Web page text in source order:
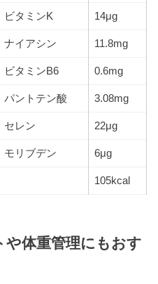
ビタミンK 14μg
ナイアシン 11.8mg
ビタミンB6 0.6mg
パントテン酸 3.08mg
セレン 22μg
モリブデン 6μg
105kcal
体重管理にもおす